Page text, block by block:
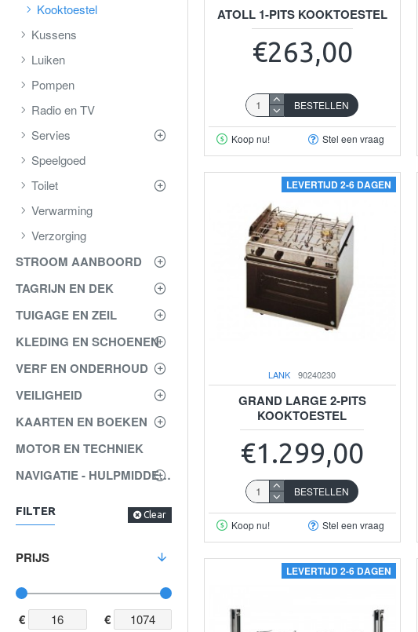
Kooktoestel
Kussens
Luiken
Pompen
Radio en TV
Servies
Speelgoed
Toilet
Verwarming
Verzorging
STROOM AANBOORD
TAGRIJN EN DEK
TUIGAGE EN ZEIL
KLEDING EN SCHOENEN
VERF EN ONDERHOUD
VEILIGHEID
KAARTEN EN BOEKEN
MOTOR EN TECHNIEK
NAVIGATIE - HULPMIDDELEN
FILTER Clear
PRIJS
€ €
ATOLL 1-PITS KOOKTOESTEL
€263,00
BESTELLEN
Koop nu! Stel een vraag
LEVERTIJD 2-6 DAGEN
LANK 90240230
GRAND LARGE 2-PITS
KOOKTOESTEL
€1.299,00
BESTELLEN
Koop nu! Stel een vraag
LEVERTIJD 2-6 DAGEN